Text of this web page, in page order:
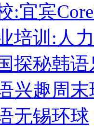
:宜宾
培训:人
探秘韩
兴趣周末
无锡环球